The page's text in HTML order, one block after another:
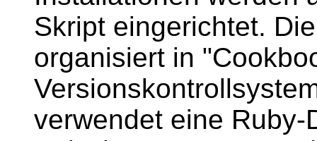
Skript eingerichtet.
organisiert in
verwendet eine